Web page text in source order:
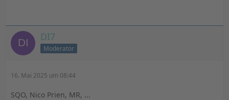
DI7
Moderator
16. Mai 2025 um 08:44
SQO, Nico Prien, MR, ...